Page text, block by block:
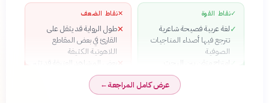
✓نقاط القوة
✓لغة عربية فصيحة شاعرية
تترجع فيها أصداء المناجيات
الصوفية
امتزاج متقن بين البحث
التاريخي الدقيق والإبداع
شخصية هيبا معقدة
✕نقاط الضعف
✕طول الرواية قد يثقل على
القارئ في بعض المقاطع
اللاهوتية الكثيفة
✕
بعض المشاهد العنيفة قد تثير
جدلاً حول تمثيل الديانة
المسيحيةعرض كامل المراجعة←